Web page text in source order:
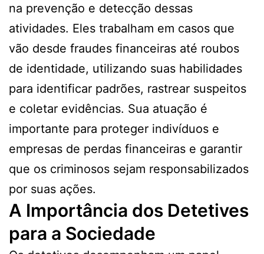
na prevenção e detecção dessas
atividades. Eles trabalham em casos que
vão desde fraudes financeiras até roubos
de identidade, utilizando suas habilidades
para identificar padrões, rastrear suspeitos
e coletar evidências. Sua atuação é
importante para proteger indivíduos e
empresas de perdas financeiras e garantir
que os criminosos sejam responsabilizados
por suas ações.
A Importância dos Detetives
para a Sociedade